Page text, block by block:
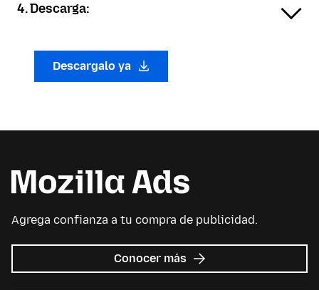
4. Descarga:
Descargalo ya
Agrega confianza a tu compra de publicidad.
Conocer más sobre
Mozilla